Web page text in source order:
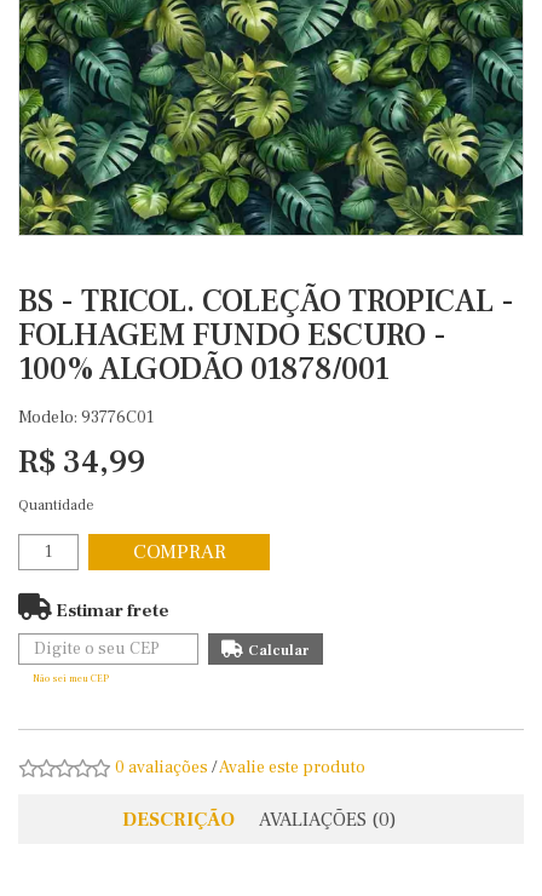
BS - TRICOL. COLEÇÃO TROPICAL -
FOLHAGEM FUNDO ESCURO -
100% ALGODÃO 01878/001
Modelo: 93776C01
R$ 34,99
Quantidade
COMPRAR
Estimar frete
Não sei meu CEP
0 avaliações /Avalie este produto
DESCRIÇÃO AVALIAÇÕES (0)